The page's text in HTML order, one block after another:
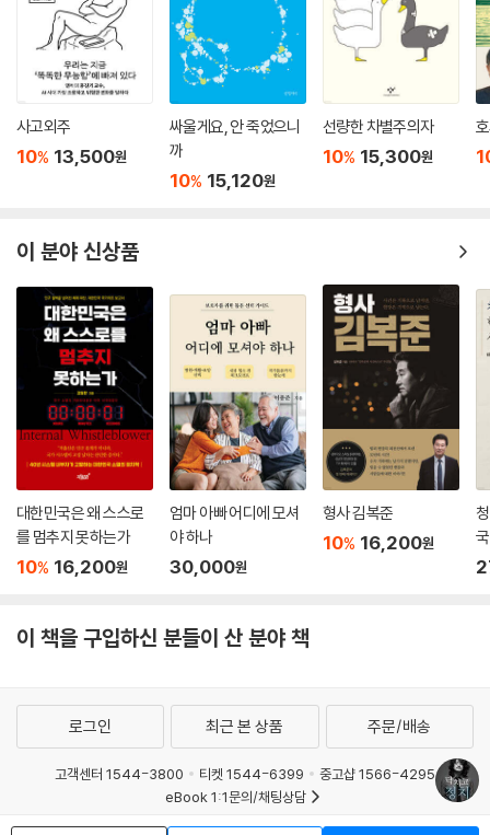
사고외주
10% 13,500원
싸울게요, 안 죽었으니
까
10% 15,120원
선량한 차별주의자
10% 15,300원
이 분야 신상품
대한민국은 왜 스스로
를 멈추지 못하는가
10% 16,200원
엄마 아빠 어디에 모셔
야 하나
30,000원
형사 김복준
10% 16,200원
이 책을 구입하신 분들이 산 분야 책
로그인 최근 본 상품 주문/배송
고객센터 1544-3800 티켓 1544-6399
중고샵 1566-4295
eBook 1:1문의/채팅상담
예스이십사(주) 사업자 정보